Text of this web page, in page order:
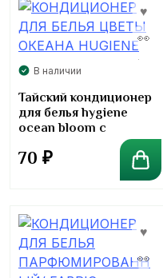
В наличии
Тайский кондиционер
для белья hygiene
ocean bloom с
ароматом цветка
океана 20 мл
70 ₽